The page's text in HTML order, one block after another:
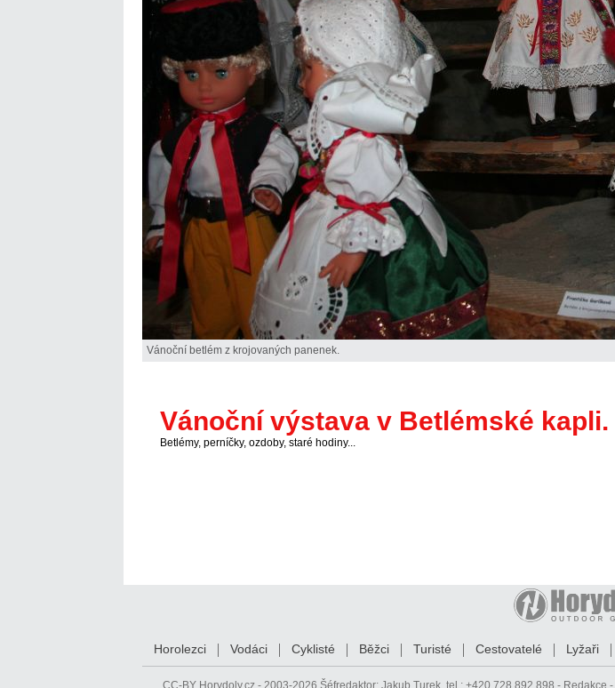
Vánoční betlém z krojovaných panenek.
Vánoční výstava v Betlémské kapli.
Betlémy, perníčky, ozdoby, staré hodiny...
Horolezci Vodáci Cyklisté Běžci Turisté Cestovatelé Lyžaři
CC-BY Horydoly.cz - 2003-2026 Šéfredaktor: Jakub Turek , tel.: +420 728 892 898 - Redakce -